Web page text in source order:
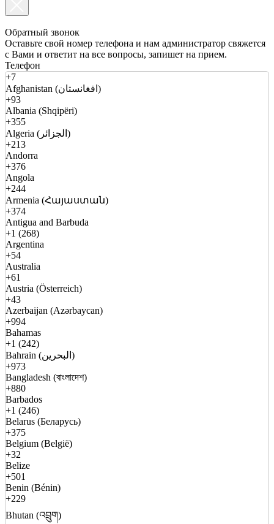
Обратный звонок
Оставьте свой номер телефона и нам администратор свяжется
с Вами и ответит на все вопросы, запишет на прием.
Телефон
+7
Afghanistan (افغانستان)
+93
Albania (Shqipëri)
+355
Algeria (الجزائر)
+213
Andorra
+376
Angola
+244
Armenia (Հայաստան)
+374
Antigua and Barbuda
+1 (268)
Argentina
+54
Australia
+61
Austria (Österreich)
+43
Azerbaijan (Azərbaycan)
+994
Bahamas
+1 (242)
Bahrain (البحرين)
+973
Bangladesh (বাংলাদেশ)
+880
Barbados
+1 (246)
Belarus (Беларусь)
+375
Belgium (België)
+32
Belize
+501
Benin (Bénin)
+229
Bhutan (འབྲུག)